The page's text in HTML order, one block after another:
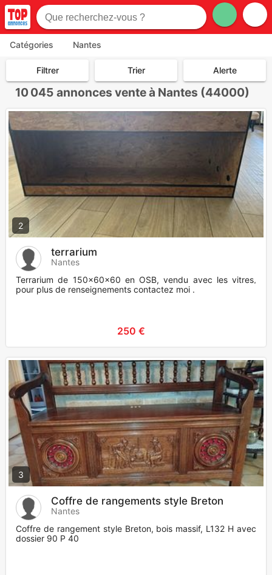
Catégories Nantes
Filtrer Trier Alerte
10 045 annonces vente à Nantes (44000)
2
terrarium
Nantes
Terrarium de 150x60x60 en OSB, vendu avec les vitres,
pour plus de renseignements contactez moi .
250 €
3
Coffre de rangements style Breton
Nantes
Coffre de rangement style Breton, bois massif, L132 H avec
dossier 90 P 40